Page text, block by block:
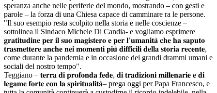
speranza anche nelle periferie del mondo, mostrando – con gesti e
parole – la forza di una Chiesa capace di camminare ra le persone.
"Il suo esempio resta scolpito nella storia e nelle coscienze –
sottolinea il Sindaco Michele Di Candia- e vogliamo esprimere
𝐠𝐫𝐚𝐭𝐢𝐭𝐮𝐝𝐢𝐧𝐞 𝐩𝐞𝐫 𝐢𝐥 𝐬𝐮𝐨 𝐦𝐚𝐠𝐢𝐬𝐭𝐞𝐫𝐨 𝐞 𝐩𝐞𝐫 𝐥’𝐮𝐦𝐚𝐧𝐢𝐭𝐚̀ 𝐜𝐡𝐞 𝐡𝐚 𝐬𝐚𝐩𝐮𝐭𝐨
𝐭𝐫𝐚𝐬𝐦𝐞𝐭𝐭𝐞𝐫𝐞 𝐚𝐧𝐜𝐡𝐞 𝐧𝐞𝐢 𝐦𝐨𝐦𝐞𝐧𝐭𝐢 𝐩𝐢𝐮̀ 𝐝𝐢𝐟𝐟𝐢𝐜𝐢𝐥𝐢 𝐝𝐞𝐥𝐥𝐚 𝐬𝐭𝐨𝐫𝐢𝐚 𝐫𝐞𝐜𝐞𝐧𝐭𝐞,
come durante la pandemia e in occasione dei grandi drammi umani e
sociali del nostro tempo".
Teggiano – 𝐭𝐞𝐫𝐫𝐚 𝐝𝐢 𝐩𝐫𝐨𝐟𝐨𝐧𝐝𝐚 𝐟𝐞𝐝𝐞, 𝐝𝐢 𝐭𝐫𝐚𝐝𝐢𝐳𝐢𝐨𝐧𝐢 𝐦𝐢𝐥𝐥𝐞𝐧𝐚𝐫𝐢𝐞 𝐞 𝐝𝐢
𝐥𝐞𝐠𝐚𝐦𝐞 𝐟𝐨𝐫𝐭𝐞 𝐜𝐨𝐧 𝐥𝐚 𝐬𝐩𝐢𝐫𝐢𝐭𝐮𝐚𝐥𝐢𝐭𝐚̀– prega oggi per Papa Francesco, e